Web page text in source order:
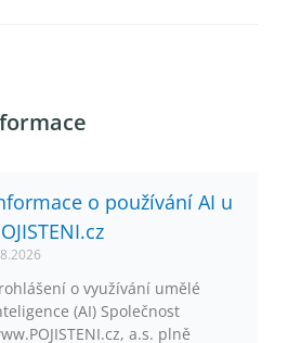
o používání AI u
o využívání umělé
(AI) Společnost
a.s. plně